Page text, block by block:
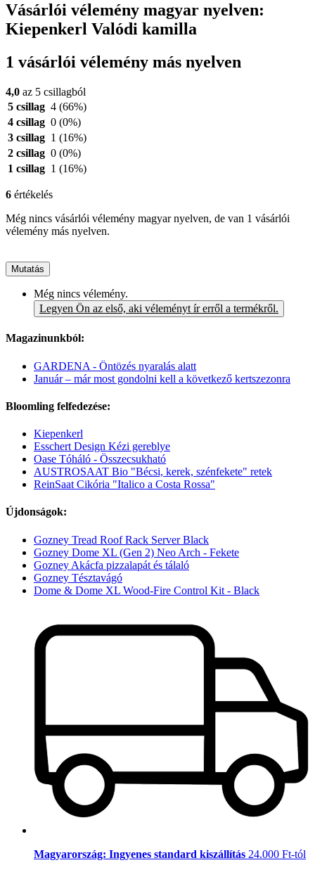
Vásárlói vélemény magyar nyelven:
Kiepenkerl Valódi kamilla
1 vásárlói vélemény más nyelven
4,0 az 5 csillagból
5 csillag 4 (66%)
4 csillag 0 (0%)
3 csillag 1 (16%)
2 csillag 0 (0%)
1 csillag 1 (16%)
6 értékelés
Még nincs vásárlói vélemény magyar nyelven, de van 1 vásárlói
vélemény más nyelven.
Mutatás
Még nincs vélemény.
Legyen Ön az első, aki véleményt ír erről a termékről.
Magazinunkból:
GARDENA - Öntözés nyaralás alatt
Január – már most gondolni kell a következő kertszezonra
Bloomling felfedezése:
Kiepenkerl
Esschert Design Kézi gereblye
Oase Tóháló - Összecsukható
AUSTROSAAT Bio "Bécsi, kerek, szénfekete" retek
ReinSaat Cikória "Italico a Costa Rossa"
Újdonságok:
Gozney Tread Roof Rack Server Black
Gozney Dome XL (Gen 2) Neo Arch - Fekete
Gozney Akácfa pizzalapát és tálaló
Gozney Tésztavágó
Dome & Dome XL Wood-Fire Control Kit - Black
Magyarország: Ingyenes standard kiszállítás 24.000 Ft-tól